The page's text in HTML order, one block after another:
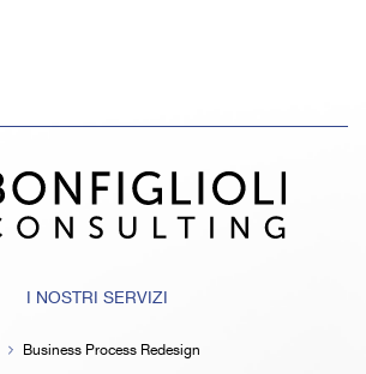
I NOSTRI SERVIZI
Business Process Redesign